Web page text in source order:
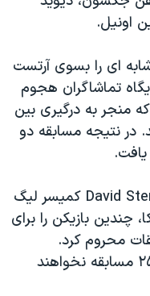
اونيل.
ای را بسوی آرتست
تماشاگران هجوم
منجر به درگيری بين
در نتيجه مسابقه دو
پس از اين درگيری ديويد استرن David Stern کميسر ليگ
چندين بازيکن را برای
محروم کرد.
جکسون در ۳۰ مسابقه، اونيل در ۲۵ مسابقه نخواهند